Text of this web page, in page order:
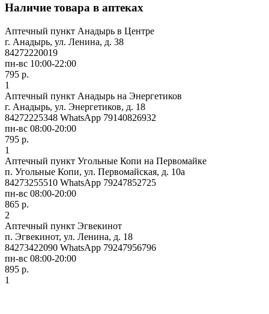
Наличие товара в аптеках
Аптечный пункт Анадырь в Центре
г. Анадырь, ул. Ленина, д. 38
84272220019
пн-вс 10:00-22:00
795 р.
1
Аптечный пункт Анадырь на Энергетиков
г. Анадырь, ул. Энергетиков, д. 18
84272225348 WhatsApp 79140826932
пн-вс 08:00-20:00
795 р.
1
Аптечный пункт Угольные Копи на Первомайке
п. Угольные Копи, ул. Первомайская, д. 10а
84273255510 WhatsApp 79247852725
пн-вс 08:00-20:00
865 р.
2
Аптечный пункт Эгвекинот
п. Эгвекинот, ул. Ленина, д. 18
84273422090 WhatsApp 79247956796
пн-вс 08:00-20:00
895 р.
1